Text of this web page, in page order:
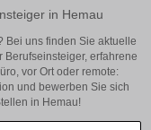
in Hemau
Bei uns finden Sie aktuelle
Berufseinsteiger, erfahrene
vor Ort oder remote:
und bewerben Sie sich
in Hemau!